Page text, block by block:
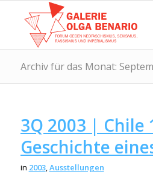
Archiv für das Monat:
3Q 2003 | Chile
Geschichte
in 2003,Ausstellungen